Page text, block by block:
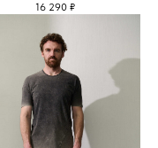
16 290 ₽